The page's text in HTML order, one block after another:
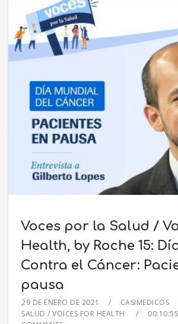
Voces por la Salud /
Health, by Roche 15:
Contra el Cáncer:
pausa
29 DE ENERO DE 2021 CASIMEDICOS
SALUD / VOICES FOR HEALTH
00:10:55